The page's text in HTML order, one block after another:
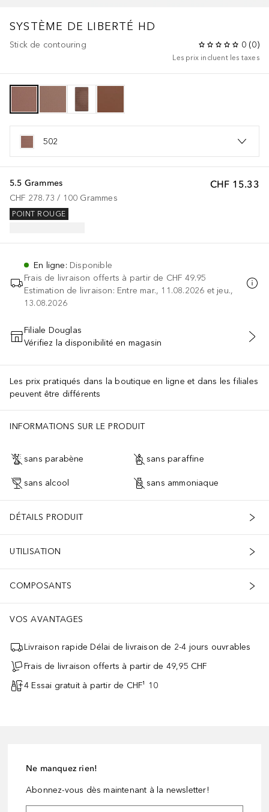
SYSTÈME DE LIBERTÉ HD
Stick de contouring 0 (0)
Les prix incluent les taxes
502
CHF 15.33
5.5 Grammes
CHF 278.73 / 100 Grammes
POINT ROUGE
En ligne: Disponible
Frais de livraison offerts à partir de CHF 49.95
Estimation de livraison: Entre mar., 11.08.2026 et jeu.,
13.08.2026
AJOUTER AU PANIER
Filiale Douglas
Vérifiez la disponibilité en magasin
Les prix pratiqués dans la boutique en ligne et dans les filiales
peuvent être différents
INFORMATIONS SUR LE PRODUIT
sans parabène sans paraffine
sans alcool sans ammoniaque
DÉTAILS PRODUIT
UTILISATION
COMPOSANTS
VOS AVANTAGES
Livraison rapide Délai de livraison de 2-4 jours ouvrables
Frais de livraison offerts à partir de 49,95 CHF
4 Essai gratuit à partir de CHF¹ 10
Ne manquez rien!
Abonnez-vous dès maintenant à la newsletter!